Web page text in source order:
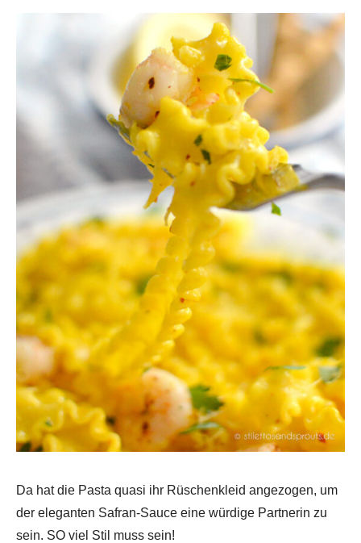
Da hat die Pasta quasi ihr Rüschenkleid angezogen, um
der eleganten Safran-Sauce eine würdige Partnerin zu
sein. SO viel Stil muss sein!